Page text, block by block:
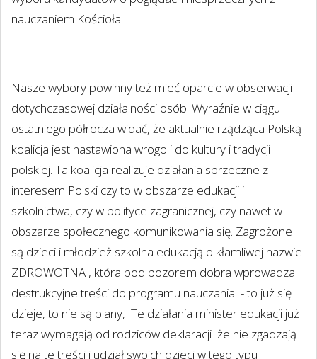
nauczaniem Kościoła.
Nasze wybory powinny też mieć oparcie w obserwacji
dotychczasowej działalności osób. Wyraźnie w ciągu
ostatniego półrocza widać, że aktualnie rządząca Polską
koalicja jest nastawiona wrogo i do kultury i tradycji
polskiej. Ta koalicja realizuje działania sprzeczne z
interesem Polski czy to w obszarze edukacji i
szkolnictwa, czy w polityce zagranicznej, czy nawet w
obszarze społecznego komunikowania się. Zagrożone
są dzieci i młodzież szkolna edukacją o kłamliwej nazwie
ZDROWOTNA , która pod pozorem dobra wprowadza
destrukcyjne treści do programu nauczania - to już się
dzieje, to nie są plany, Te działania minister edukacji już
teraz wymagają od rodziców deklaracji że nie zgadzają
się na te treści i udział swoich dzieci w tego typu